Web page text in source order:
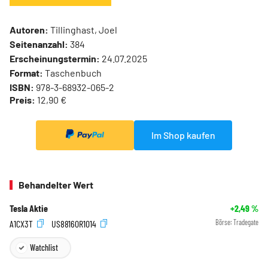
Autoren: Tillinghast, Joel
Seitenanzahl: 384
Erscheinungstermin: 24.07.2025
Format: Taschenbuch
ISBN: 978-3-68932-065-2
Preis: 12,90 €
Im Shop kaufen
Behandelter Wert
Tesla Aktie +2,49%
A1CX3T
US88160R1014 Börse: Tradegate
Watchlist